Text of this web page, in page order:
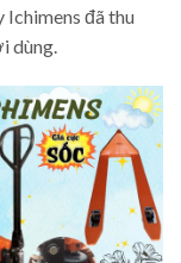
Ichimens đã thu
dùng.